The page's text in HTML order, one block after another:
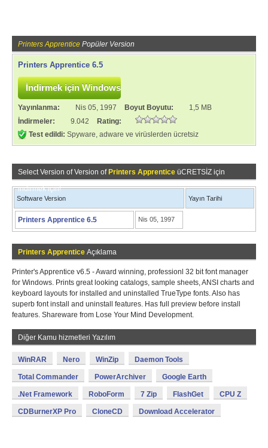
Printers Apprentice Popüler Version
Printers Apprentice 6.5
Yayınlanma: Nis 05, 1997 Boyut Boyutu:
1,5 MB
İndirmeler:
9.042
Rating:
Test edildi: Spyware, adware ve virüslerden ücretsiz
Select Version of Version of Printers Apprentice üCRETSİZ için
indirmek için!
Software Version Yayın Tarihi
Printers Apprentice 6.5 Nis 05, 1997
Printers Apprentice Açıklama
Printer's Apprentice v6.5 - Award winning, professionl 32 bit font manager
for Windows. Prints great looking catalogs, sample sheets, ANSI charts and
keyboard layouts for installed and uninstalled TrueType fonts. Also has
superb font install and uninstall features. Has full preview before install
features. Shareware from Lose Your Mind Development.
Diğer Kamu hizmetleri Yazılım
WinRAR Nero WinZip Daemon Tools
Total Commander PowerArchiver Google Earth
.Net Framework RoboForm 7 Zip FlashGet CPU Z
CDBurnerXP Pro CloneCD Download Accelerator